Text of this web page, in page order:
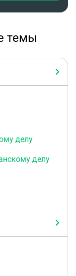
темы
делу
делу